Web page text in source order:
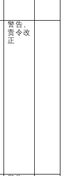
警告、
责令改
正